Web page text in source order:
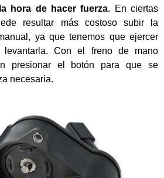
hora de hacer fuerza. En ciertas
resultar más costoso subir la
ya que tenemos que ejercer
levantarla. Con el freno de mano
presionar el botón para que se
necesaria.